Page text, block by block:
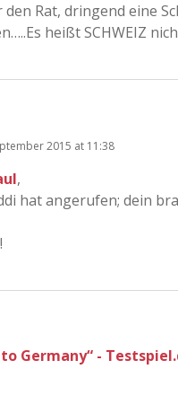
den Rat, dringend eine
heißt SCHWEIZ
2015 at 11:38
,
hat angerufen; dein
Germany“ -